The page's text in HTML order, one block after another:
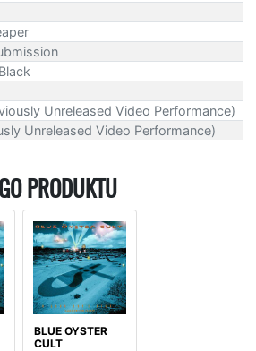
Unreleased Video Performance)
Unreleased Video Performance)
PRODUKTU
BLUE OYSTER
CULT